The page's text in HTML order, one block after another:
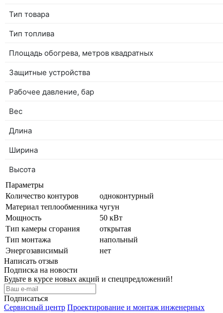
Тип товара
Тип топлива
Площадь обогрева, метров квадратных
Защитные устройства
Рабочее давление, бар
Вес
Длина
Ширина
Высота
Параметры
Количество контуров
одноконтурный
Материал теплообменника чугун
Мощность
50 кВт
Тип камеры сгорания
открытая
Тип монтажа
напольный
Энергозависимый
нет
Написать отзыв
Подписка на новости
Будьте в курсе новых акций и спецпредложений!
Подписаться
Сервисный центр Проектирование и монтаж инженерных